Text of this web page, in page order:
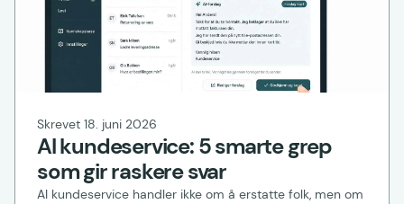
Skrevet 18. juni 2026
AI kundeservice: 5 smarte grep
som gir raskere svar
AI kundeservice handler ikke om å erstatte folk, men om